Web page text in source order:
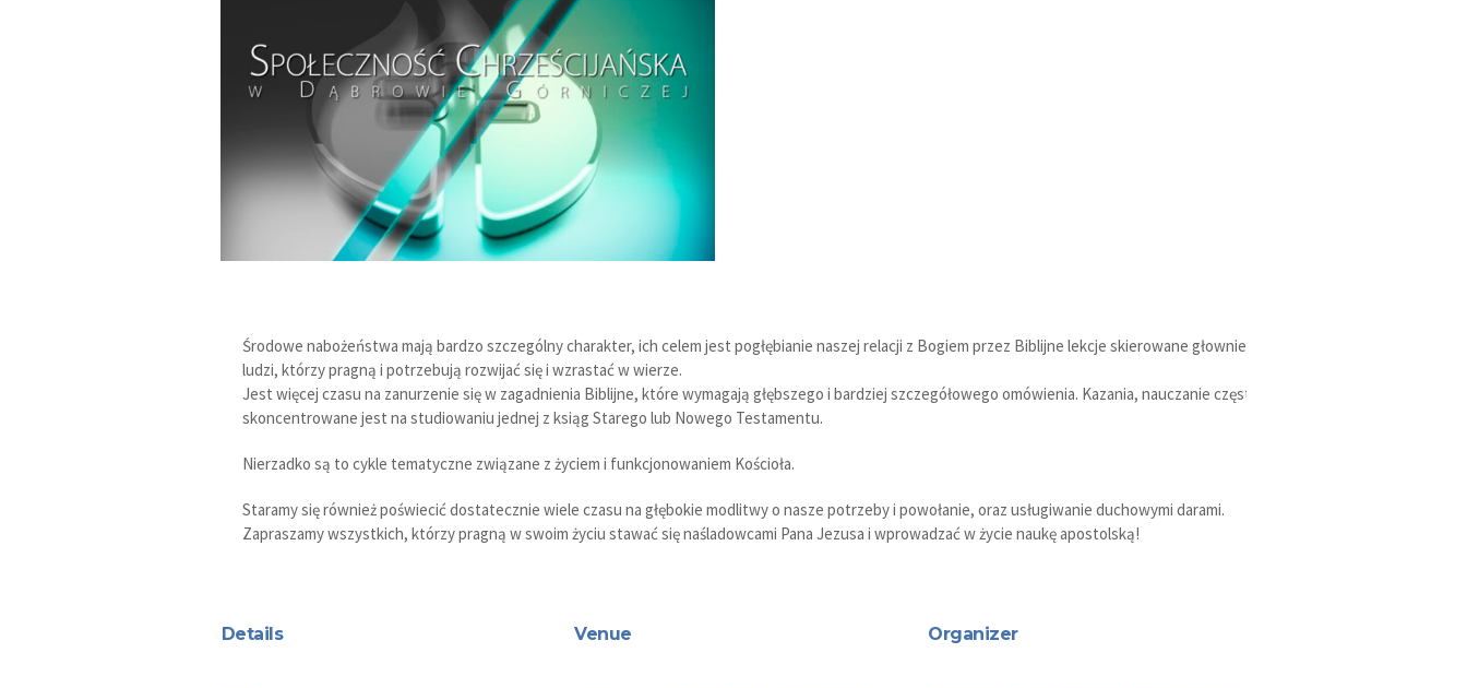
Środowe nabożeństwa mają bardzo szczególny charakter, ich celem jest pogłębianie naszej relacji z Bogiem przez Biblijne lekcje skierowane głownie do
ludzi, którzy pragną i potrzebują rozwijać się i wzrastać w wierze.
Jest więcej czasu na zanurzenie się w zagadnienia Biblijne, które wymagają głębszego i bardziej szczegółowego omówienia. Kazania, nauczanie często
skoncentrowane jest na studiowaniu jednej z ksiąg Starego lub Nowego Testamentu.
Nierzadko są to cykle tematyczne związane z życiem i funkcjonowaniem Kościoła.
Staramy się również poświecić dostatecznie wiele czasu na głębokie modlitwy o nasze potrzeby i powołanie, oraz usługiwanie duchowymi darami.
Zapraszamy wszystkich, którzy pragną w swoim życiu stawać się naśladowcami Pana Jezusa i wprowadzać w życie naukę apostolską!
Details Venue Organizer